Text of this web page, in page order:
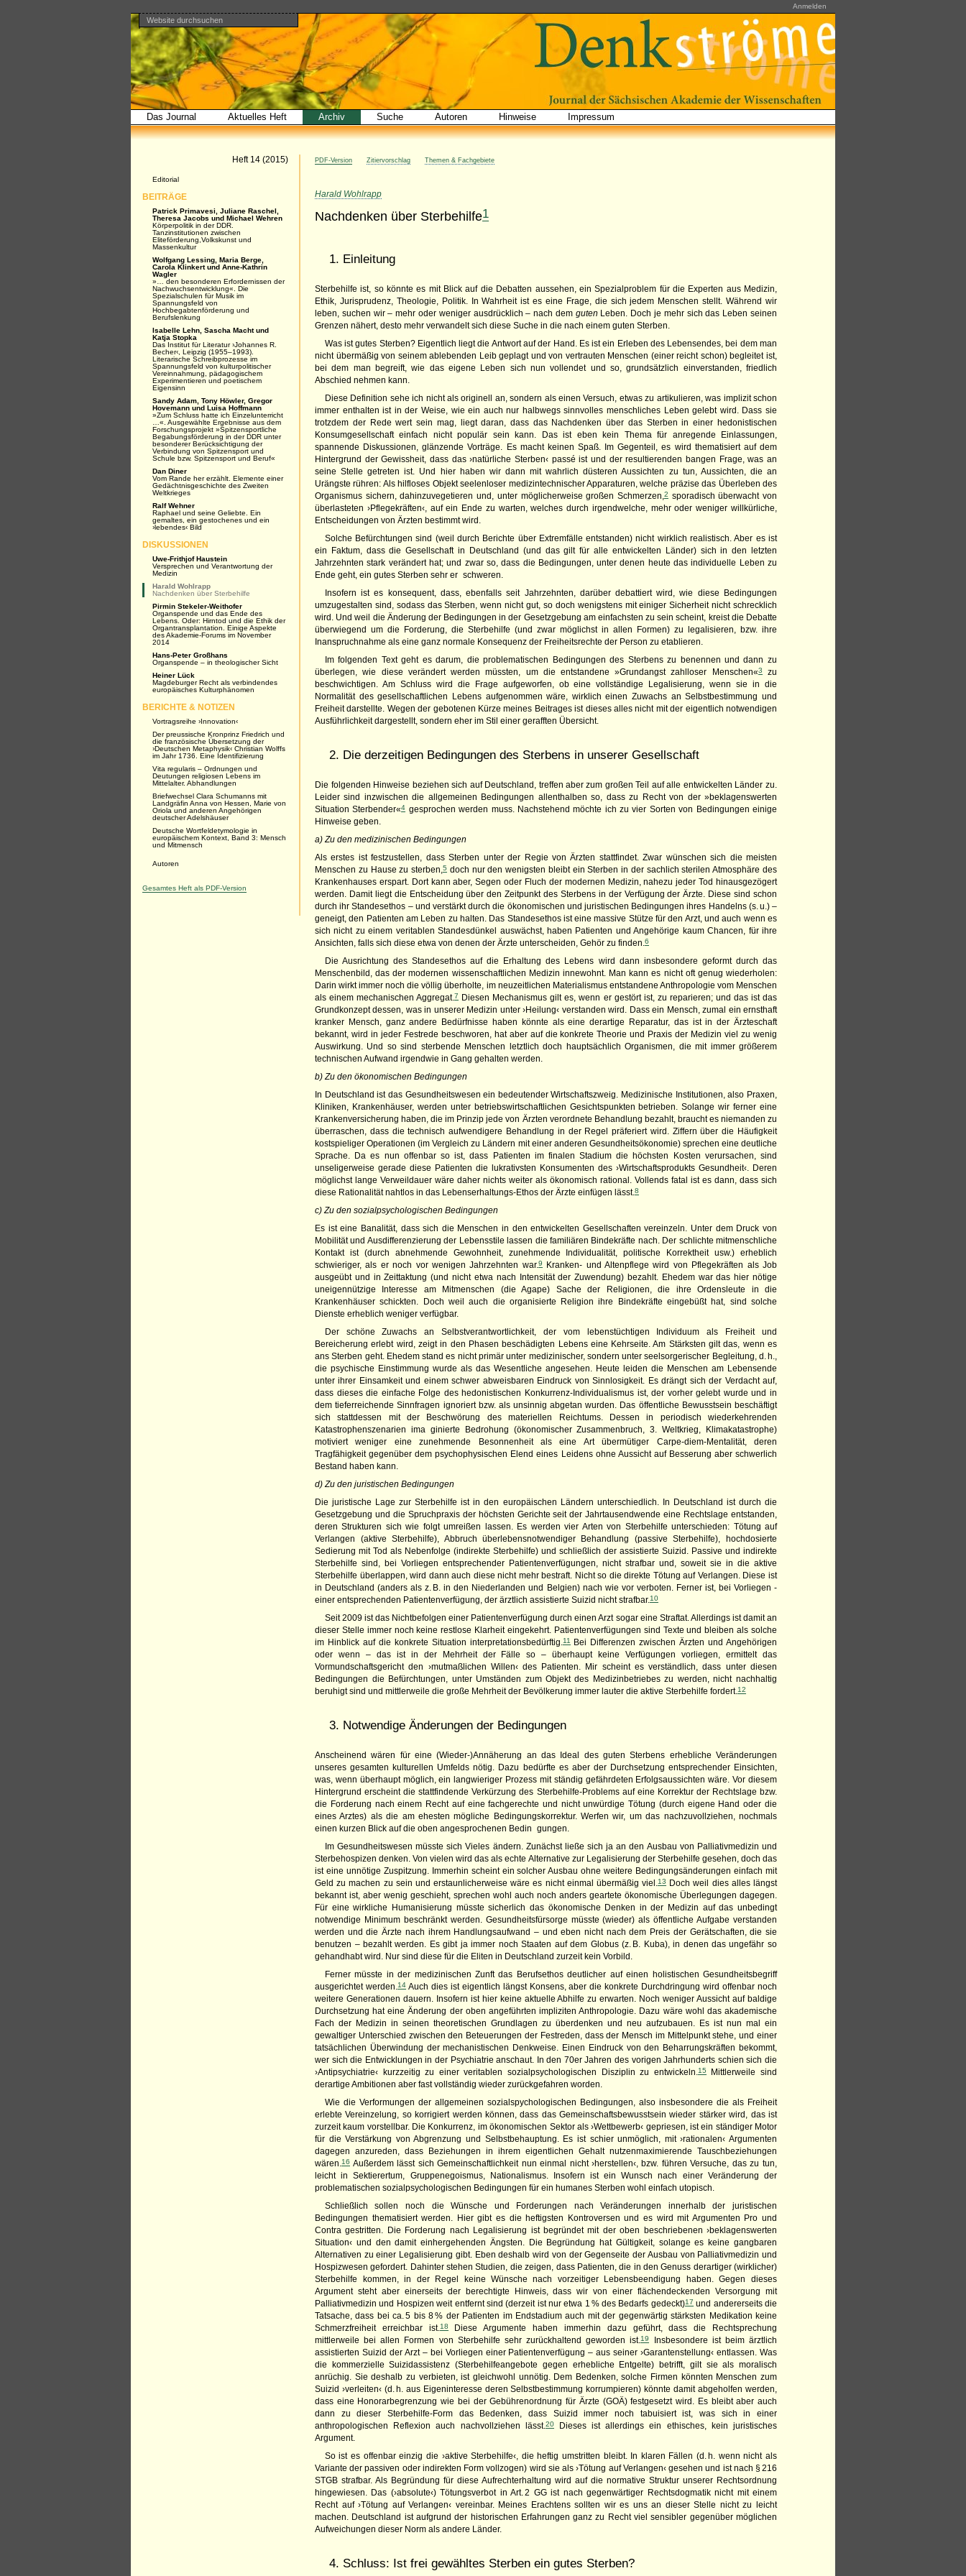
Direkt
zum
Inhalt
|
Direkt
zur
Navigation
Benutzerspezifische
Werkzeuge
Anmelden
Website durchsuchen
Erweiterte
Suche…
Bereiche
Das Journal Aktuelles Heft Archiv Suche Autoren Hinweise Impressum
PDF-Version Zitiervorschlag Themen & Fachgebiete
Harald Wohlrapp
Nachdenken über Sterbehilfe1
1. Einleitung
Sterbehilfe ist, so könnte es mit Blick auf die Debatten aussehen, ein Spezialproblem für die Experten aus Medizin,
Ethik, Jurisprudenz, Theologie, Politik. In Wahrheit ist es eine Frage, die sich jedem Menschen stellt. Während wir
leben, suchen wir – mehr oder weniger ausdrücklich – nach dem guten Leben. Doch je mehr sich das Leben seinen
Grenzen nähert, desto mehr verwandelt sich diese Suche in die nach einem guten Sterben.
Was ist gutes Sterben? Eigentlich liegt die Antwort auf der Hand. Es ist ein Erleben des Lebensendes, bei dem man
nicht übermäßig von seinem ablebenden Leib geplagt und von vertrauten Menschen (einer reicht schon) begleitet ist,
bei dem man begreift, wie das eigene Leben sich nun vollendet und so, grundsätzlich einverstanden, friedlich
Abschied nehmen kann.
Diese Definition sehe ich nicht als originell an, sondern als einen Versuch, etwas zu artikulieren, was implizit schon
immer enthalten ist in der Weise, wie ein auch nur halbwegs sinnvolles menschliches Leben gelebt wird. Dass sie
trotzdem der Rede wert sein mag, liegt daran, dass das Nachdenken über das Sterben in einer hedonistischen
Konsumgesellschaft einfach nicht populär sein kann. Das ist eben kein Thema für anregende Einlassungen,
spannende Diskussionen, glänzende Vorträge. Es macht keinen Spaß. Im Gegenteil, es wird thematisiert auf dem
Hintergrund der Gewissheit, dass das ›natürliche Sterben‹ passé ist und der resultierenden bangen Frage, was an
seine Stelle getreten ist. Und hier haben wir dann mit wahrlich düsteren Aussichten zu tun, Aussichten, die an
Urängste rühren: Als hilfloses Objekt seelenloser medizintechnischer Apparaturen, welche präzise das Überleben des
Organismus sichern, dahinzuvegetieren und, unter möglicherweise großen Schmerzen, 2 sporadisch überwacht von
überlasteten ›Pflegekräften‹, auf ein Ende zu warten, welches durch irgendwelche, mehr oder weniger willkürliche,
Entscheidungen von Ärzten bestimmt wird.
Solche Befürchtungen sind (weil durch Berichte über Extremfälle entstanden) nicht wirklich realistisch. Aber es ist
ein Faktum, dass die Gesellschaft in Deutschland (und das gilt für alle entwickelten Länder) sich in den letzten
Jahrzehnten stark verändert hat; und zwar so, dass die Bedingungen, unter denen heute das individuelle Leben zu
Ende geht, ein gutes Sterben sehr er schweren.
Insofern ist es konsequent, dass, ebenfalls seit Jahrzehnten, darüber debattiert wird, wie diese Bedingungen
umzugestalten sind, sodass das Sterben, wenn nicht gut, so doch wenigstens mit einiger Sicherheit nicht schrecklich
wird. Und weil die Änderung der Bedingungen in der Gesetzgebung am einfachsten zu sein scheint, kreist die Debatte
überwiegend um die Forderung, die Sterbehilfe (und zwar möglichst in allen Formen) zu legalisieren, bzw. ihre
Inanspruchnahme als eine ganz normale Konsequenz der Freiheitsrechte der Person zu etablieren.
Im folgenden Text geht es darum, die problematischen Bedingungen des Sterbens zu benennen und dann zu
überlegen, wie diese verändert werden müssten, um die entstandene »Grundangst zahlloser Menschen«3
zu
beschwichtigen. Am Schluss wird die Frage aufgeworfen, ob eine vollständige Legalisierung, wenn sie in die
Normalität des gesellschaftlichen Lebens aufgenommen wäre, wirklich einen Zuwachs an Selbstbestimmung und
Freiheit darstellte. Wegen der gebotenen Kürze meines Beitrages ist dieses alles nicht mit der eigentlich notwendigen
Ausführlichkeit dargestellt, sondern eher im Stil einer gerafften Übersicht.
2. Die derzeitigen Bedingungen des Sterbens in unserer Gesellschaft
Die folgenden Hinweise beziehen sich auf Deutschland, treffen aber zum großen Teil auf alle entwickelten Länder zu.
Leider sind inzwischen die allgemeinen Bedingungen allenthalben so, dass zu Recht von der »beklagenswerten
Situation Sterbender«4 gesprochen werden muss. Nachstehend möchte ich zu vier Sorten von Bedingungen einige
Hinweise geben.
a) Zu den medizinischen Bedingungen
Als erstes ist festzustellen, dass Sterben unter der Regie von Ärzten stattfindet. Zwar wünschen sich die meisten
Menschen zu Hause zu sterben,5 doch nur den wenigsten bleibt ein Sterben in der sachlich sterilen Atmosphäre des
Krankenhauses erspart. Dort kann aber, Segen oder Fluch der modernen Medizin, nahezu jeder Tod hinausgezögert
werden. Damit liegt die Entscheidung über den Zeitpunkt des Sterbens in der Verfügung der Ärzte. Diese sind schon
durch ihr Standesethos – und verstärkt durch die ökonomischen und juristischen Bedingungen ihres Handelns (s. u.) –
geneigt, den Patienten am Leben zu halten. Das Standesethos ist eine massive Stütze für den Arzt, und auch wenn es
sich nicht zu einem veritablen Standesdünkel auswächst, haben Patienten und Angehörige kaum Chancen, für ihre
Ansichten, falls sich diese etwa von denen der Ärzte unterscheiden, Gehör zu finden.6
Die Ausrichtung des Standesethos auf die Erhaltung des Lebens wird dann insbesondere geformt durch das
Menschenbild, das der modernen wissenschaftlichen Medizin innewohnt. Man kann es nicht oft genug wiederholen:
Darin wirkt immer noch die völlig überholte, im neuzeitlichen Materialismus entstandene Anthropologie vom Menschen
als einem mechanischen Aggregat. 7
Diesen Mechanismus gilt es, wenn er gestört ist, zu reparieren; und das ist das
Grundkonzept dessen, was in unserer Medizin unter ›Heilung‹ verstanden wird. Dass ein Mensch, zumal ein ernsthaft
kranker Mensch, ganz andere Bedürfnisse haben könnte als eine derartige Reparatur, das ist in der Ärzteschaft
bekannt, wird in jeder Festrede beschworen, hat aber auf die konkrete Theorie und Praxis der Medizin viel zu wenig
Auswirkung. Und so sind sterbende Menschen letztlich doch hauptsächlich Organismen, die mit immer größerem
technischen Aufwand irgendwie in Gang gehalten werden.
b) Zu den ökonomischen Bedingungen
In Deutschland ist das Gesundheitswesen ein bedeutender Wirtschaftszweig. Medizinische Institutionen, also Praxen,
Kliniken, Krankenhäuser, werden unter betriebswirtschaftlichen Gesichtspunkten betrieben. Solange wir ferner eine
Krankenversicherung haben, die im Prinzip jede von Ärzten verordnete Behandlung bezahlt, braucht es niemanden zu
überraschen, dass die technisch aufwendigere Behandlung in der Regel präferiert wird. Ziffern über die Häufigkeit
kostspieliger Operationen (im Vergleich zu Ländern mit einer anderen Gesundheitsökonomie) sprechen eine deutliche
Sprache. Da es nun offenbar so ist, dass Patienten im finalen Stadium die höchsten Kosten verursachen, sind
unseligerweise gerade diese Patienten die lukrativsten Konsumenten des ›Wirtschaftsprodukts Gesundheit‹. Deren
möglichst lange Verweildauer wäre daher nichts weiter als ökonomisch rational. Vollends fatal ist es dann, dass sich
diese Rationalität nahtlos in das Lebenserhaltungs-Ethos der Ärzte einfügen lässt.8
c) Zu den sozialpsychologischen Bedingungen
Es ist eine Banalität, dass sich die Menschen in den entwickelten Gesellschaften vereinzeln. Unter dem Druck von
Mobilität und Ausdifferenzierung der Lebensstile lassen die familiären Bindekräfte nach. Der schlichte mitmenschliche
Kontakt ist (durch abnehmende Gewohnheit, zunehmende Individua­lität, politische Korrektheit usw.) erheblich
schwieriger, als er noch vor wenigen Jahrzehnten war.9
Kranken- und Altenpflege wird von Pflegekräften als Job
ausgeübt und in Zeittaktung (und nicht etwa nach Intensität der Zuwendung) bezahlt. Ehedem war das hier nötige
uneigennützige Interesse am Mitmenschen (die Agape) Sache der Religionen, die ihre Ordensleute in die
Krankenhäuser schickten. Doch weil auch die organisierte Religion ihre Bindekräfte eingebüßt hat, sind solche
Dienste erheblich weniger verfügbar.
Der schöne Zuwachs an Selbstverantwortlichkeit, der vom lebenstüchtigen Individuum als Freiheit und
Bereicherung erlebt wird, zeigt in den Phasen beschädigten Lebens eine Kehrseite. Am Stärksten gilt das, wenn es
ans Sterben geht. Ehedem stand es nicht primär unter medizinischer, sondern unter seelsorgerischer Begleitung, d. h.,
die psychische Einstimmung wurde als das Wesentliche angesehen. Heute leiden die Menschen am Lebensende
unter ­ihrer Einsamkeit und einem schwer abweisbaren Eindruck von Sinnlosigkeit. Es drängt sich der Verdacht auf,
dass dieses die einfache Folge des hedonistischen Konkurrenz-Individualismus ist, der vorher gelebt wurde und in
dem tieferreichende Sinnfragen ignoriert bzw. als unsinnig abgetan wurden. Das öffentliche Bewusstsein beschäftigt
sich stattdessen mit der Beschwörung des materiellen Reichtums. Dessen in periodisch wiederkehrenden
Katastrophenszenarien ima ginierte Bedrohung (ökonomischer Zusammenbruch, 3. Weltkrieg, Klima­katastrophe)
motiviert weniger eine zunehmende Besonnenheit als eine Art übermütiger Carpe-diem-Mentalität, deren
Tragfähigkeit gegenüber dem psychophysischen Elend eines Leidens ohne Aussicht auf Besserung aber schwerlich
Bestand haben kann.
d) Zu den juristischen Bedingungen
Die juristische Lage zur Sterbehilfe ist in den europäischen Ländern unterschiedlich. In Deutschland ist durch die
Gesetzgebung und die Spruchpraxis der höchsten Gerichte seit der Jahrtausendwende eine Rechtslage entstanden,
deren Strukturen sich wie folgt umreißen lassen. Es werden vier Arten von Sterbehilfe unterschieden: Tötung auf
Verlangen (aktive Sterbehilfe), Abbruch überlebensnotwendiger Behandlung (passive Sterbehilfe), hochdosierte
Sedierung mit Tod als Nebenfolge (indirekte Sterbehilfe) und schließlich der assistierte Suizid. Passive und indirekte
Sterbehilfe sind, bei Vorliegen entsprechender Patientenverfügungen, nicht strafbar und, soweit sie in die aktive
Sterbehilfe überlappen, wird dann auch diese nicht mehr bestraft. Nicht so die direkte Tötung auf Verlangen. Diese ist
in Deutschland (anders als z. B. in den Niederlanden und Belgien) nach wie vor verboten. Ferner ist, bei Vorliegen ­
einer entsprechenden Patientenverfügung, der ärztlich assistierte Suizid nicht strafbar.10
Seit 2009 ist das Nichtbefolgen einer Patientenverfügung durch einen Arzt sogar eine Straftat. Allerdings ist damit an
dieser Stelle immer noch keine restlose Klarheit eingekehrt. Patientenverfügungen sind Texte und bleiben als solche
im Hinblick auf die konkrete Situation interpretationsbedürftig. 11
Bei Differenzen zwischen Ärzten und Angehörigen
oder wenn – das ist in der Mehrheit der Fälle so – überhaupt keine Verfügungen vorliegen, ermittelt das
Vormundschaftsgericht den ›mutmaßlichen Willen‹ des Patienten. Mir scheint es verständlich, dass unter diesen
Bedingungen die Befürchtungen, unter Umständen zum Objekt des Medizinbetriebes zu werden, nicht nachhaltig
beruhigt sind und mittlerweile die große Mehrheit der Bevölkerung immer lauter die aktive Sterbehilfe fordert.12
3. Notwendige Änderungen der Bedingungen
Anscheinend wären für eine (Wieder-)Annäherung an das Ideal des guten Sterbens erhebliche Veränderungen
unseres gesamten kulturellen Umfelds nötig. Dazu bedürfte es aber der Durchsetzung entsprechender Einsichten,
was, wenn überhaupt möglich, ein langwieriger Prozess mit ständig gefährdeten Erfolgsaussichten wäre. Vor diesem
Hintergrund erscheint die stattfindende Verkürzung des Sterbehilfe-Problems auf eine Korrektur der Rechtslage bzw.
die Forderung nach einem Recht auf eine fachgerechte und nicht unwürdige Tötung (durch eigene Hand oder die
eines Arztes) als die am ehesten mögliche Bedingungskorrektur. Werfen wir, um das nachzuvollziehen, nochmals
einen kurzen Blick auf die oben angesprochenen Bedin gungen.
Im Gesundheitswesen müsste sich Vieles ändern. Zunächst ließe sich ja an den Ausbau von Palliativmedizin und
Sterbehospizen denken. Von vielen wird das als echte Alternative zur Legalisierung der Sterbehilfe gesehen, doch das
ist eine unnötige Zuspitzung. Immerhin scheint ein solcher Ausbau ohne weitere Bedingungsänderungen einfach mit
Geld zu machen zu sein und erstaunlicherweise wäre es nicht einmal übermäßig viel.13
Doch weil dies alles längst
bekannt ist, aber wenig geschieht, sprechen wohl auch noch anders geartete ökonomische Überlegungen dagegen.
Für eine wirkliche Humanisierung müsste sicherlich das ökonomische Denken in der Medizin auf das unbedingt
notwendige Minimum beschränkt werden. Gesundheitsfürsorge müsste (wieder) als öffentliche Aufgabe verstanden
werden und die Ärzte nach ihrem Handlungsaufwand – und eben nicht nach dem Preis der Gerätschaften, die sie
benutzen – bezahlt werden. Es gibt ja immer noch Staaten auf dem Globus (z. B. Kuba), in denen das ungefähr so
gehandhabt wird. Nur sind diese für die Eliten in Deutschland zurzeit kein Vorbild.
Ferner müsste in der medizinischen Zunft das Berufsethos deutlicher auf einen holistischen Gesundheitsbegriff
ausgerichtet werden. 14Auch dies ist eigentlich längst Konsens, aber die konkrete Durchdringung wird offenbar noch
weitere Generationen dauern. Insofern ist hier keine aktuelle Abhilfe zu erwarten. Noch weniger Aussicht auf baldige
Durchsetzung hat eine Änderung der oben angeführten impliziten Anthropologie. Dazu wäre wohl das akademische
Fach der Medizin in seinen theoretischen Grundlagen zu überdenken und neu aufzubauen. Es ist nun mal ein
gewaltiger Unterschied zwischen den Beteuerungen der Festreden, dass der Mensch im Mittelpunkt stehe, und ­einer
tatsächlichen Überwindung der mechanistischen Denkweise. Einen Eindruck von den Beharrungskräften bekommt,
wer sich die Entwicklungen in der Psychiatrie anschaut. In den 70er Jahren des vorigen Jahrhunderts schien sich die
›Antipsychiatrie‹ kurzzeitig zu einer veritablen sozialpsychologischen Disziplin zu entwickeln. 15
Mittlerweile sind
derartige Ambitionen aber fast vollständig wieder zurückgefahren worden.
Wie die Verformungen der allgemeinen sozialspychologischen Bedingungen, also insbesondere die als Freiheit
erlebte Vereinzelung, so korrigiert werden können, dass das Gemeinschaftsbewusstsein wieder stärker wird, das ist
zurzeit kaum vorstellbar. Die Konkurrenz, im ökonomischen Sektor als ›Wettbewerb‹ gepriesen, ist ein ständiger Motor
für die Verstärkung von Abgrenzung und Selbstbehauptung. Es ist schier unmöglich, mit ›rationalen‹ Argumenten
dagegen anzureden, dass Beziehungen in ihrem eigentlichen Gehalt nutzenmaximierende Tauschbeziehungen
wären.16 Außerdem lässt sich Gemeinschaftlichkeit nun einmal nicht ›herstellen‹, bzw. führen Versuche, das zu tun,
leicht in Sektierertum, Gruppenegoismus, Nationalismus. Insofern ist ein Wunsch nach einer Veränderung der
problematischen sozialpsychologischen Bedingungen für ein humanes Sterben wohl einfach utopisch.
Schließlich sollen noch die Wünsche und Forderungen nach Veränderungen innerhalb der juristischen
Bedingungen thematisiert werden. Hier gibt es die heftigsten Kontroversen und es wird mit Argumenten Pro und
Contra gestritten. Die Forderung nach Legalisierung ist begründet mit der oben beschriebenen ›beklagenswerten
Situation‹ und den damit einhergehenden Ängsten. Die Begründung hat Gültigkeit, solange es keine gangbaren
Alternativen zu einer Legalisierung gibt. Eben deshalb wird von der Gegenseite der Ausbau von Palliativmedizin und
Hospizwesen gefordert. Dahinter stehen Studien, die zeigen, dass Patienten, die in den Genuss derartiger (wirklicher)
Sterbehilfe kommen, in der Regel keine Wünsche nach vorzeitiger Lebensbeendigung haben. Gegen dieses
Argument steht aber einerseits der berechtigte Hinweis, dass wir von einer flächendeckenden Versorgung mit
Palliativmedizin und Hospizen weit entfernt sind (derzeit ist nur etwa 1 % des Bedarfs gedeckt)17 und andererseits die
Tatsache, dass bei ca. 5 bis 8 % der Patienten im Endstadium auch mit der gegenwärtig stärksten Medikation keine
Schmerzfreiheit erreichbar ist. 18
Diese Argumente haben immerhin dazu geführt, dass die Rechtsprechung
mittlerweile bei allen Formen von Sterbehilfe sehr zurückhaltend geworden ist.19
Insbesondere ist beim ärztlich
assistierten Suizid der Arzt – bei Vorliegen einer Patientenverfügung – aus seiner ›Garantenstellung‹ entlassen. Was
die kommerzielle Suizidassistenz (Sterbehilfeangebote gegen erhebliche Entgelte) betrifft, gilt sie als moralisch
anrüchig. Sie deshalb zu verbieten, ist gleichwohl unnötig. Dem Bedenken, solche Firmen könnten Menschen zum
Suizid ›verleiten‹ (d. h. aus Eigeninteresse deren Selbstbestimmung korrumpieren) könnte damit abgeholfen werden,
dass eine Honorarbegrenzung wie bei der Gebührenordnung für Ärzte (GOÄ) festgesetzt wird. Es bleibt aber auch
dann zu dieser Sterbehilfe-Form das Bedenken, dass Suizid immer noch tabuisiert ist, was sich in einer
anthropologischen Reflexion auch nachvollziehen lässt.20Dieses ist allerdings ein ethisches, kein juristisches
Argument.
So ist es offenbar einzig die ›aktive Sterbehilfe‹, die heftig umstritten bleibt. In klaren Fällen (d. h. wenn nicht als
Variante der passiven oder indirekten Form vollzogen) wird sie als ›Tötung auf Verlangen‹ gesehen und ist nach § 216
STGB strafbar. Als Begründung für diese Aufrechterhaltung wird auf die normative Struktur unserer Rechtsordnung
hingewiesen. Das (›absolute‹) Tötungsverbot in Art. 2 GGist nach gegenwärtiger Rechtsdogmatik nicht mit einem
Recht auf ›Tötung auf Verlangen‹ vereinbar. Meines Erachtens sollten wir es uns an dieser Stelle nicht zu leicht
machen. Deutschland ist aufgrund der historischen Erfahrungen ganz zu Recht viel sensibler gegenüber möglichen
Aufweichungen dieser Norm als andere Länder.
4. Schluss: Ist frei gewähltes Sterben ein gutes Sterben?
Heft 14 (2015)
Editorial
BEITRÄGE
Patrick Primavesi, Juliane Raschel,
Theresa Jacobs und Michael Wehren
Körperpolitik in der DDR.
Tanzinstitutionen zwischen
Eliteförderung,Volkskunst und
Massenkultur
Wolfgang Lessing, Maria Berge,
Carola Klinkert und Anne-Kathrin
Wagler
»… den besonderen Erfordernissen der
Nachwuchsentwicklung«. Die
Spezialschulen für Musik im
Spannungsfeld von
Hochbegabtenförderung und
Berufslenkung
Isabelle Lehn, Sascha Macht und
Katja Stopka
Das Institut für Literatur ›Johannes R.
Becher‹, Leipzig (1955–1993).
Literarische Schreibprozesse im
Spannungsfeld von kulturpolitischer
Vereinnahmung, pädagogischem
Experimentieren und poetischem
Eigensinn
Sandy Adam, Tony Höwler, Gregor
Hovemann und Luisa Hoffmann
»Zum Schluss hatte ich Einzelunterricht
…«. Ausgewählte Ergebnisse aus dem
Forschungsprojekt »Spitzensportliche
Begabungsförderung in der DDR unter
besonderer Berücksichtigung der
Verbindung von Spitzensport und
Schule bzw. Spitzensport und Beruf«
Dan Diner
Vom Rande her erzählt. Elemente einer
Gedächtnisgeschichte des Zweiten
Weltkrieges
Ralf Wehner
Raphael und seine Geliebte. Ein
gemaltes, ein gestochenes und ein
›lebendes‹ Bild
DISKUSSIONEN
Uwe-Frithjof Haustein
Versprechen und Verantwortung der
Medizin
Harald Wohlrapp
Nachdenken über Sterbehilfe
Pirmin Stekeler-Weithofer
Organspende und das Ende des
Lebens. Oder: Hirntod und die Ethik der
Organtransplantation. Einige Aspekte
des Akademie-Forums im November
2014
Hans-Peter Großhans
Organspende – in theologischer Sicht
Heiner Lück
Magdeburger Recht als verbindendes
europäisches ­Kulturphänomen
BERICHTE & NOTIZEN
Vortragsreihe ›Innovation‹
Der preussische Kronprinz Friedrich und
die französische Übersetzung der
›Deutschen Metaphysik‹ Christian Wolffs
im Jahr 1736. Eine Identifizierung
Vita regularis – Ordnungen und
Deutungen religiosen Lebens im
Mittelalter. Abhandlungen
Briefwechsel Clara Schumanns mit
Landgräfin Anna von Hessen, Marie von
Oriola und anderen Angehörigen
deutscher Adelshäuser
Deutsche Wortfeldetymologie in
europäischem Kontext, Band 3: Mensch
und Mitmensch
Autoren
Gesamtes Heft als PDF-Version